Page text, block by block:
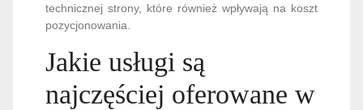
technicznej strony, które również wpływają na koszt
pozycjonowania.
Jakie usługi są
najczęściej oferowane w